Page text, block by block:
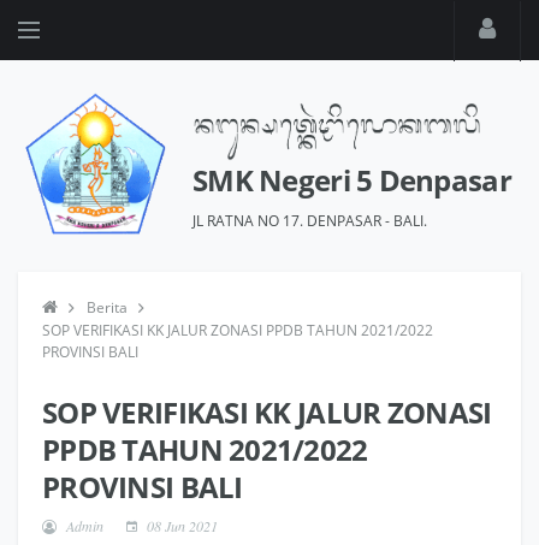
SMK Negeri 5 Denpasar
JL RATNA NO 17. DENPASAR - BALI.
Berita
SOP VERIFIKASI KK JALUR ZONASI PPDB TAHUN 2021/2022
PROVINSI BALI
SOP VERIFIKASI KK JALUR ZONASI
PPDB TAHUN 2021/2022
PROVINSI BALI
Admin 08 Jun 2021